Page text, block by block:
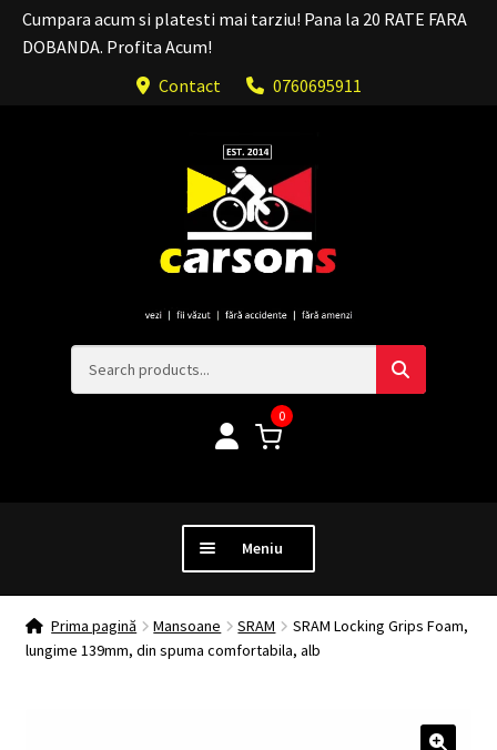
Cumpara acum si platesti mai tarziu! Pana la 20 RATE FARA
DOBANDA. Profita Acum!
Contact
0760695911
0
Meniu
PROMOTII
copil
Extinde
Prima pagină Mansoane SRAM
SRAM Locking Grips Foam,
lungime 139mm, din spuma comfortabila, alb